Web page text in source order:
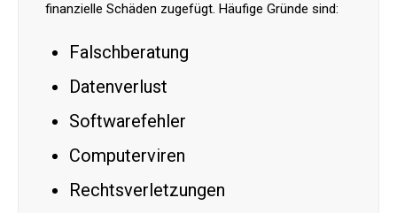
finanzielle Schäden zugefügt. Häufige Gründe sind:
Falschberatung
Datenverlust
Softwarefehler
Computerviren
Rechtsverletzungen